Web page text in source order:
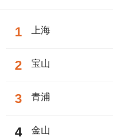
1 上海
2 宝山
3 青浦
4 金山